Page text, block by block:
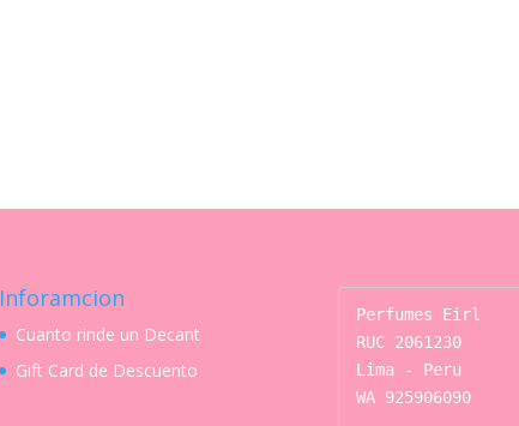
Inforamcion
Cuanto rinde un Decant
Gift Card de Descuento
Perfumes Eirl
RUC 2061230
Lima - Peru
WA 925906090